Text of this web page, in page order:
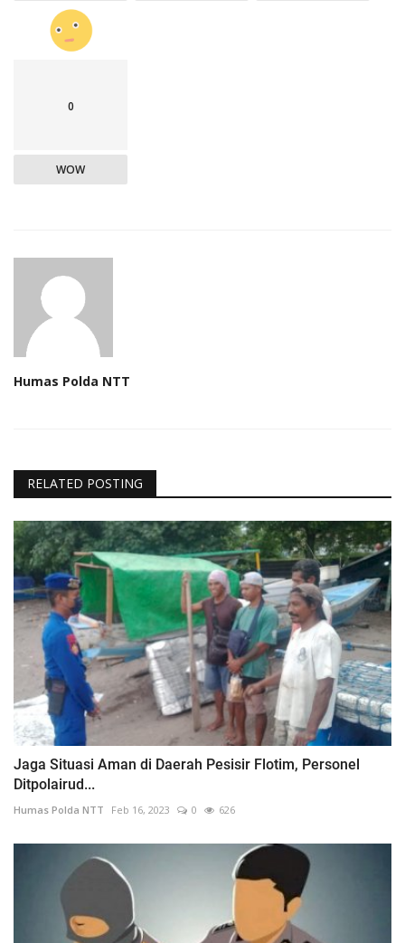
0
WOW
Humas Polda NTT
RELATED POSTING
Jaga Situasi Aman di Daerah Pesisir Flotim, Personel
Ditpolairud...
Humas Polda NTT Feb 16, 2023 0 626